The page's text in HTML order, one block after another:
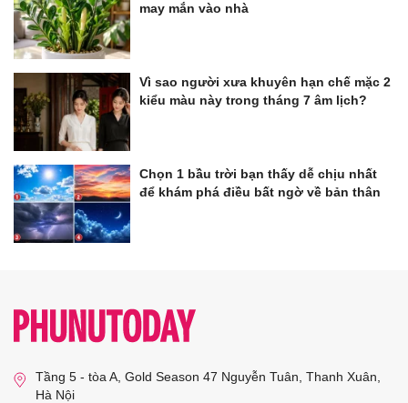
may mắn vào nhà
Vì sao người xưa khuyên hạn chế mặc 2
kiểu màu này trong tháng 7 âm lịch?
Chọn 1 bầu trời bạn thấy dễ chịu nhất
để khám phá điều bất ngờ về bản thân
Tầng 5 - tòa A, Gold Season 47 Nguyễn Tuân, Thanh Xuân,
Hà Nội